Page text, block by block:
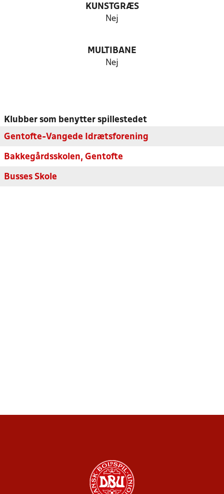
KUNSTGRÆS
Nej
MULTIBANE
Nej
Klubber som benytter spillestedet
Gentofte-Vangede Idrætsforening
Bakkegårdsskolen, Gentofte
Busses Skole